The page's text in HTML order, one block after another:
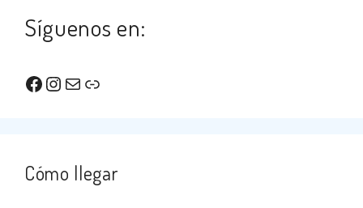
Síguenos en:
Facebook
Instagram
Correo electrónico
Enlace
Cómo llegar